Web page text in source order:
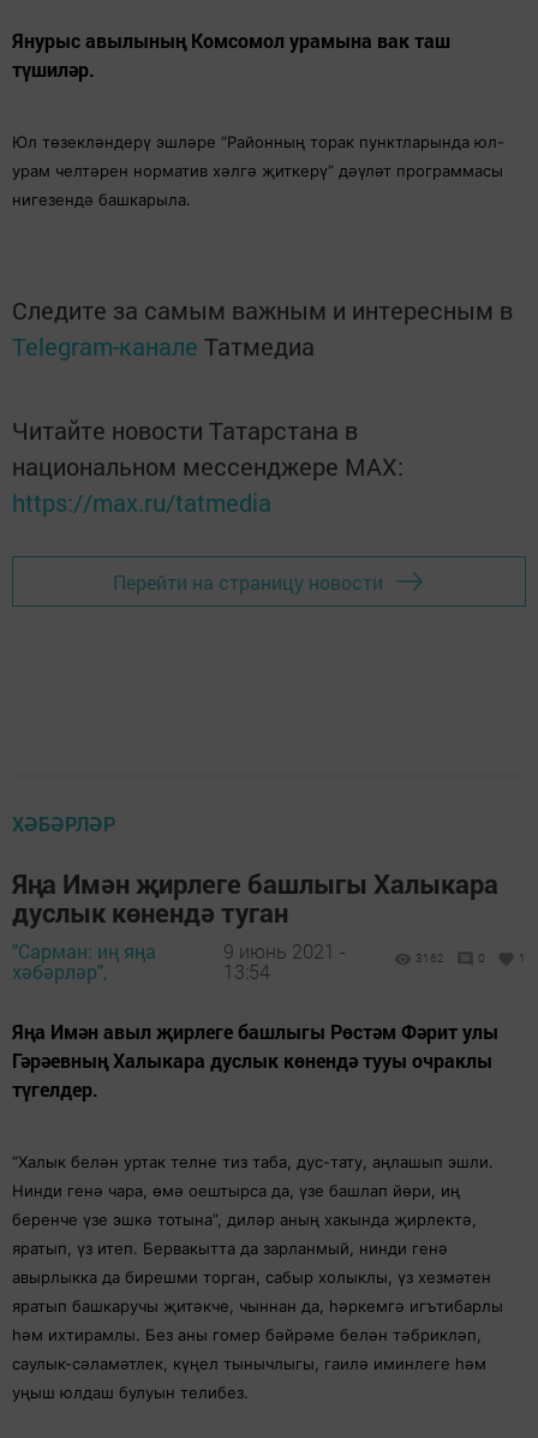
Янурыс авылының Комсомол урамына вак таш
түшиләр.
Юл төзекләндерү эшләре “Районның торак пунктларында юл-
урам челтәрен норматив хәлгә җиткерү” дәүләт программасы
нигезендә башкарыла.
Следите за самым важным и интересным в
Telegram-канале Татмедиа
Читайте новости Татарстана в
национальном мессенджере MАХ:
https://max.ru/tatmedia
Перейти на страницу новости
ХӘБӘРЛӘР
Яңа Имән җирлеге башлыгы Халыкара
дуслык көнендә туган
"Сарман: иң яңа
хәбәрләр",
9 июнь 2021 -
13:54
3162 0 1
Яңа Имән авыл җирлеге башлыгы Рөстәм Фәрит улы
Гәрәевның Халыкара дуслык көнендә тууы очраклы
түгелдер.
“Халык белән уртак телне тиз таба, дус-тату, аңлашып эшли.
Нинди генә чара, өмә оештырса да, үзе башлап йөри, иң
беренче үзе эшкә тотына”, диләр аның хакында җирлектә,
яратып, үз итеп. Бервакытта да зарланмый, нинди генә
авырлыкка да бирешми торган, сабыр холыклы, үз хезмәтен
яратып башкаручы җитәкче, чыннан да, һәркемгә игътибарлы
һәм ихтирамлы. Без аны гомер бәйрәме белән тәбрикләп,
саулык-сәламәтлек, күңел тынычлыгы, гаилә иминлеге һәм
уңыш юлдаш булуын телибез.